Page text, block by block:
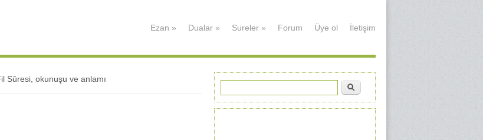
Ezan » Dualar » Sureler » Forum Üye ol İletişim
Sûresi, okunuşu ve anlamı
Arama formu
Ara